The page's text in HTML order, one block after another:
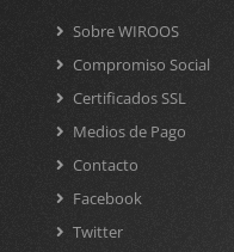
Sobre WIROOS
Compromiso Social
Certificados SSL
Medios de Pago
Contacto
Facebook
Twitter